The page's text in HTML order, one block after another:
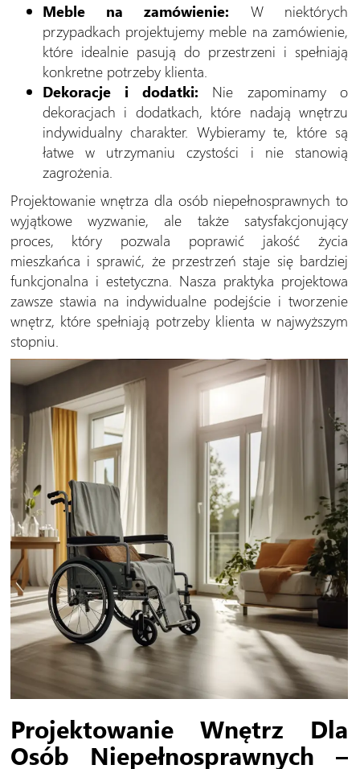
Meble na zamówienie: W niektórych
przypadkach projektujemy meble na zamówienie,
które idealnie pasują do przestrzeni i spełniają
konkretne potrzeby klienta.
Dekoracje i dodatki: Nie zapominamy o
dekoracjach i dodatkach, które nadają wnętrzu
indywidualny charakter. Wybieramy te, które są
łatwe w utrzymaniu czystości i nie stanowią
zagrożenia.
Projektowanie wnętrza dla osób niepełnosprawnych to
wyjątkowe wyzwanie, ale także satysfakcjonujący
proces, który pozwala poprawić jakość życia
mieszkańca i sprawić, że przestrzeń staje się bardziej
funkcjonalna i estetyczna. Nasza praktyka projektowa
zawsze stawia na indywidualne podejście i tworzenie
wnętrz, które spełniają potrzeby klienta w najwyższym
stopniu.
Projektowanie Wnętrz Dla
Osób Niepełnosprawnych –